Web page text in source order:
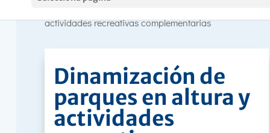
Hasiera »
actividades recreativas complementarias
Dinamización de
parques en altura y
actividades